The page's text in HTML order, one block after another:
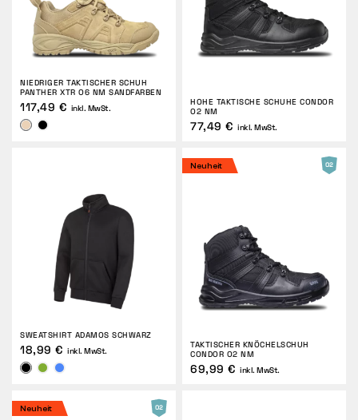
NIEDRIGER TAKTISCHER SCHUH
PANTHER XTR O6 NM SANDFARBEN
117,49 € inkl. MwSt.
HOHE TAKTISCHE SCHUHE CONDOR
O2 NM
77,49 € inkl. MwSt.
SWEATSHIRT ADAMOS SCHWARZ
18,99 € inkl. MwSt.
Neuheit
TAKTISCHER KNÖCHELSCHUH
CONDOR O2 NM
69,99 € inkl. MwSt.
Neuheit